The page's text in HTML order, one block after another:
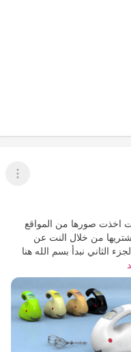
عرض
اخذت صورها من المواقع
من خلال النت عن
الثاني نبدأ بسم الله هنا